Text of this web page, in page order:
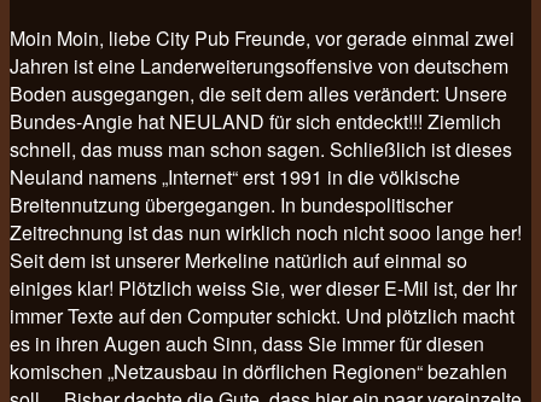
Moin Moin, liebe City Pub Freunde, vor gerade einmal zwei
Jahren ist eine Landerweiterungsoffensive von deutschem
Boden ausgegangen, die seit dem alles verändert: Unsere
Bundes-Angie hat NEULAND für sich entdeckt!!! Ziemlich
schnell, das muss man schon sagen. Schließlich ist dieses
Neuland namens „Internet“ erst 1991 in die völkische
Breitennutzung übergegangen. In bundespolitischer
Zeitrechnung ist das nun wirklich noch nicht sooo lange her!
Seit dem ist unserer Merkeline natürlich auf einmal so
einiges klar! Plötzlich weiss Sie, wer dieser E-Mil ist, der Ihr
immer Texte auf den Computer schickt. Und plötzlich macht
es in ihren Augen auch Sinn, dass Sie immer für diesen
komischen „Netzausbau in dörflichen Regionen“ bezahlen